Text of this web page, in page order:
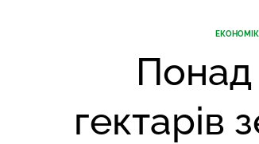
Понад
гектарів